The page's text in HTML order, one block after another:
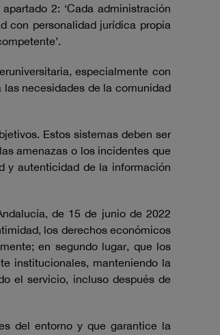
2: ‘Cada administración
con personalidad jurídica propia
especialmente con
necesidades de la comunidad
Estos sistemas deben ser
amenazas o los incidentes que
y autenticidad de la información
de 15 de junio de 2022
los derechos económicos
en segundo lugar, que los
institucionales, manteniendo la
el servicio, incluso después de
del entorno y que garantice la